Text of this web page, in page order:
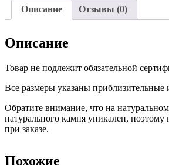
Описание Отзывы (0)
Описание
Товар не подлежит обязательной
Все размеры указаны приблизительные
Обратите внимание, что на
натурального камня уникален,
при заказе.
Похожие